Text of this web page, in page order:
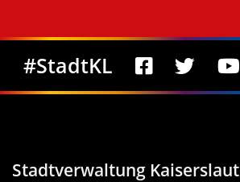
Social Media
#StadtKL
Stadtverwaltung